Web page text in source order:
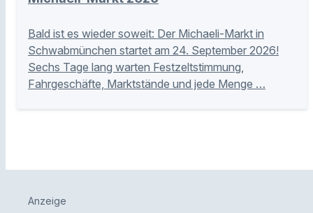
Bald ist es wieder soweit: Der Michaeli-Markt in
Schwabmünchen startet am 24. September 2026!
Sechs Tage lang warten Festzeltstimmung,
Fahrgeschäfte, Marktstände und jede Menge …
Anzeige